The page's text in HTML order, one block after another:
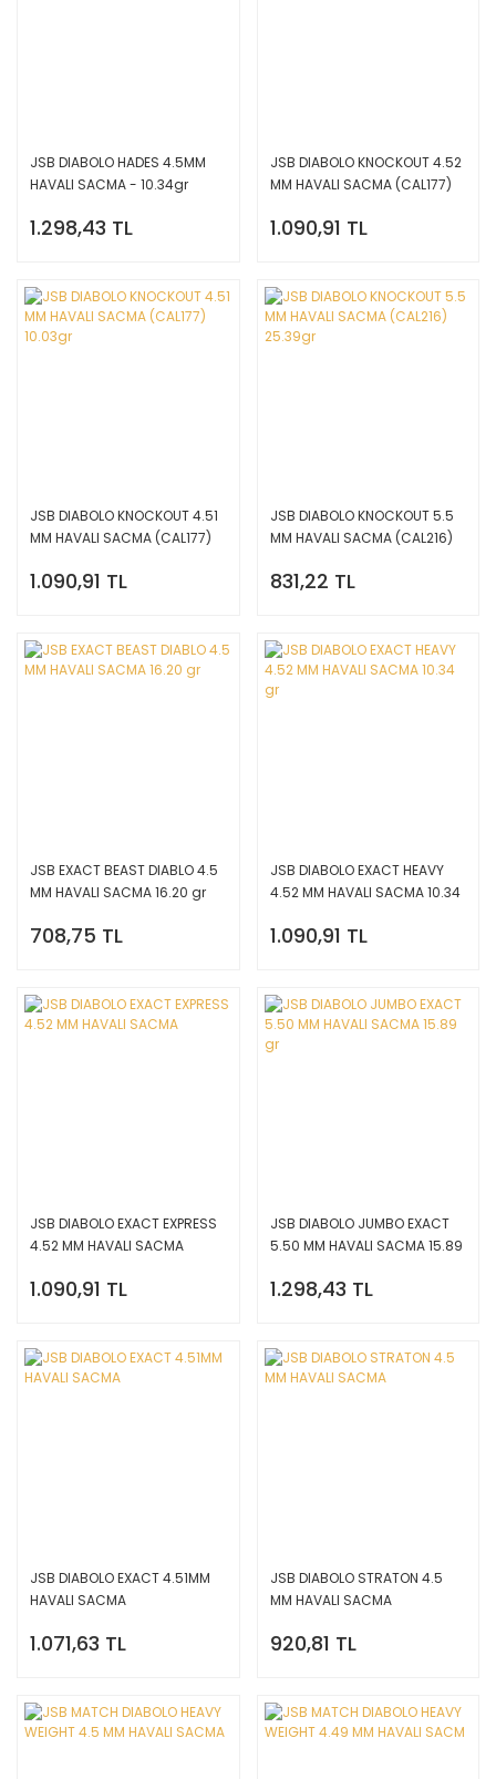
JSB DIABOLO HADES 4.5MM
HAVALI SACMA - 10.34gr
1.298,43 TL
JSB DIABOLO KNOCKOUT 4.52
MM HAVALI SACMA (CAL177)
1.090,91 TL
JSB DIABOLO KNOCKOUT 4.51
MM HAVALI SACMA (CAL177)
1.090,91 TL
JSB DIABOLO KNOCKOUT 5.5
MM HAVALI SACMA (CAL216)
831,22 TL
JSB EXACT BEAST DIABLO 4.5
MM HAVALI SACMA 16.20 gr
708,75 TL
JSB DIABOLO EXACT HEAVY
4.52 MM HAVALI SACMA 10.34
1.090,91 TL
JSB DIABOLO EXACT EXPRESS
4.52 MM HAVALI SACMA
1.090,91 TL
JSB DIABOLO JUMBO EXACT
5.50 MM HAVALI SACMA 15.89
1.298,43 TL
JSB DIABOLO EXACT 4.51MM
HAVALI SACMA
1.071,63 TL
JSB DIABOLO STRATON 4.5
MM HAVALI SACMA
920,81 TL